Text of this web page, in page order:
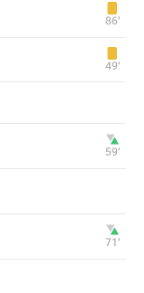
86‎’‎
49‎’‎
59‎’‎
71‎’‎